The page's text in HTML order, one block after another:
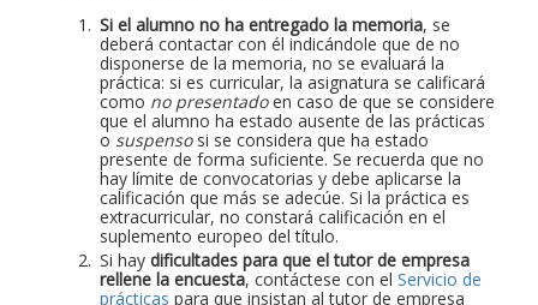
Si el alumno no ha entregado la memoria, se
deberá contactar con él indicándole que de no
disponerse de la memoria, no se evaluará la
práctica: si es curricular, la asignatura se calificará
como no presentadoen caso de que se considere
que el alumno ha estado ausente de las prácticas
o suspensosi se considera que ha estado
presente de forma suficiente. Se recuerda que no
hay límite de convocatorias y debe aplicarse la
calificación que más se adecúe. Si la práctica es
extracurricular, no constará calificación en el
suplemento europeo del título.
Si hay dificultades para que el tutor de empresa
rellene la encuesta, contáctese con el Servicio de
prácticas para que insistan al tutor de empresa